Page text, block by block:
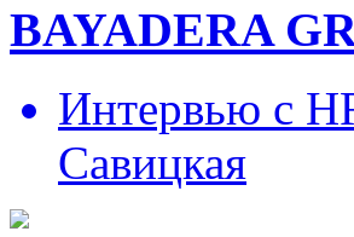
BAYADERA
Интервью с
Савицкая